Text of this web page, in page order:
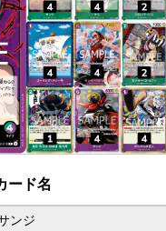
ード名
ンジ